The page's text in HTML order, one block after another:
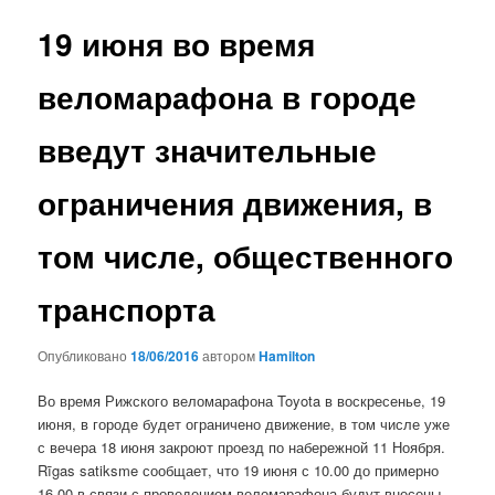
19 июня во время
веломарафона в городе
введут значительные
ограничения движения, в
том числе, общественного
транспорта
Опубликовано18/06/2016авторомHamilton
Во время Рижского веломарафона Toyota в воскресенье, 19
июня, в городе будет ограничено движение, в том числе уже
с вечера 18 июня закроют проезд по набережной 11 Ноября.
Rīgas satiksme сообщает, что 19 июня с 10.00 до примерно